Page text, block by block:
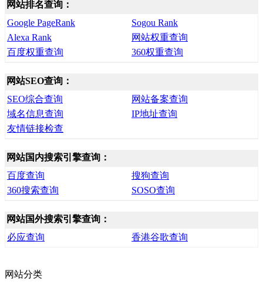
网站排名查询：
Google PageRank
Sogou Rank
Alexa Rank
网站权重查询
百度权重查询
360权重查询
网站SEO查询：
SEO综合查询
网站备案查询
域名信息查询
IP地址查询
友情链接检查
网站国内搜索引擎查询：
百度查询
搜狗查询
360搜索查询
SOSO查询
网站国外搜索引擎查询：
必应查询
香港谷歌查询
网站分类